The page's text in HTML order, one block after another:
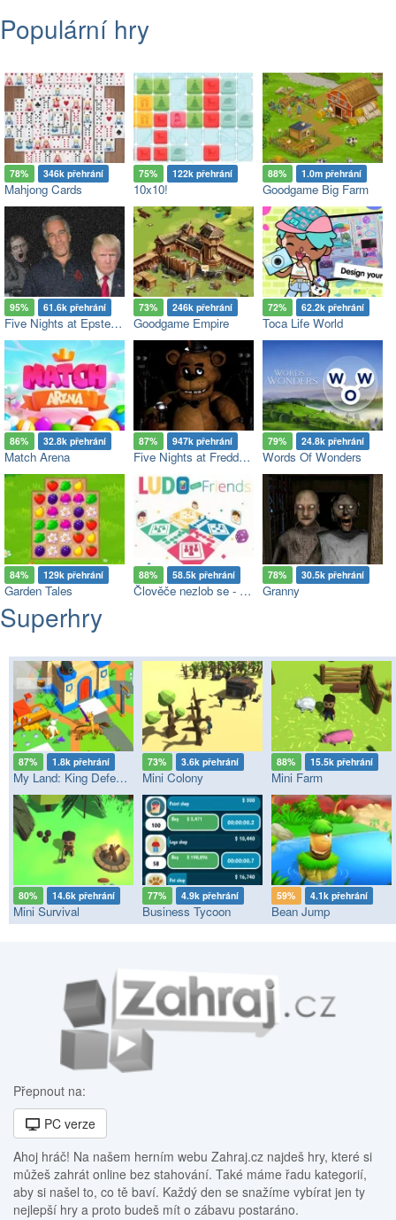
Populární hry
78% 346k přehrání
Mahjong Cards
75% 122k přehrání
10x10!
88% 1.0m přehrání
Goodgame Big Farm
95% 61.6k přehrání
Five Nights at Epstein’s
73% 246k přehrání
Goodgame Empire
72% 62.2k přehrání
Toca Life World
86% 32.8k přehrání
Match Arena
87% 947k přehrání
Five Nights at Freddy's
79% 24.8k přehrání
Words Of Wonders
84% 129k přehrání
Garden Tales
88% 58.5k přehrání
Člověče nezlob se - Multiplayer
78% 30.5k přehrání
Granny
Superhry
87% 1.8k přehrání
My Land: King Defender
73% 3.6k přehrání
Mini Colony
88% 15.5k přehrání
Mini Farm
80% 14.6k přehrání
Mini Survival
77% 4.9k přehrání
Business Tycoon
59% 4.1k přehrání
Bean Jump
Přepnout na:
PC verze
Ahoj hráč! Na našem herním webu Zahraj.cz najdeš hry, které si
můžeš zahrát online bez stahování. Také máme řadu kategorií,
aby si našel to, co tě baví. Každý den se snažíme vybírat jen ty
nejlepší hry a proto budeš mít o zábavu postaráno.